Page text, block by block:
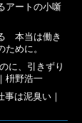
アートの小噺
本当は働き
ために。
に、引きずり
枡野浩一
は泥臭い｜